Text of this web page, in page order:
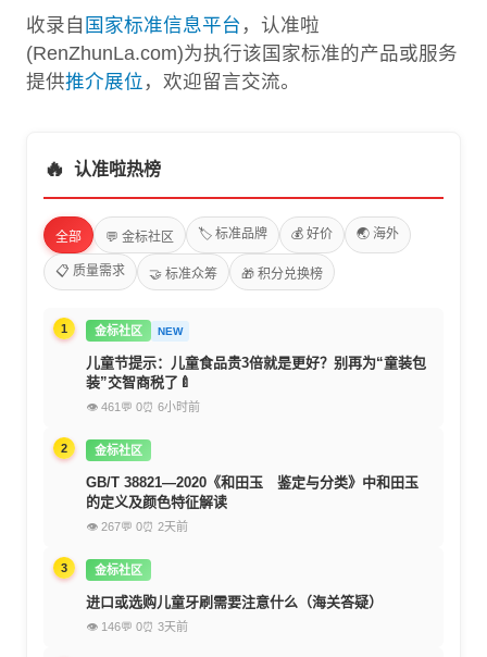
收录自 国家标准信息平台 ，认准啦
(RenZhunLa.com)为执行该国家标准的产品或服务
提供推介展位 ，欢迎留言交流。
🔥 认准啦热榜
全部 💬 金标社区 🏷️ 标准品牌 💰 好价 🌏 海外
📋 质量需求 🤝 标准众筹 🎁 积分兑换榜
1 金标社区 NEW
儿童节提示：儿童食品贵3倍就是更好？别再为“童装包
装”交智商税了🍼
👁 461 💬 0⏰ 6小时前
2 金标社区
GB/T 38821—2020《和田玉 鉴定与分类》中和田玉
的定义及颜色特征解读
👁 267💬 0⏰ 2天前
3 金标社区
进口或选购儿童牙刷需要注意什么（海关答疑）
👁 146💬 0⏰ 3天前